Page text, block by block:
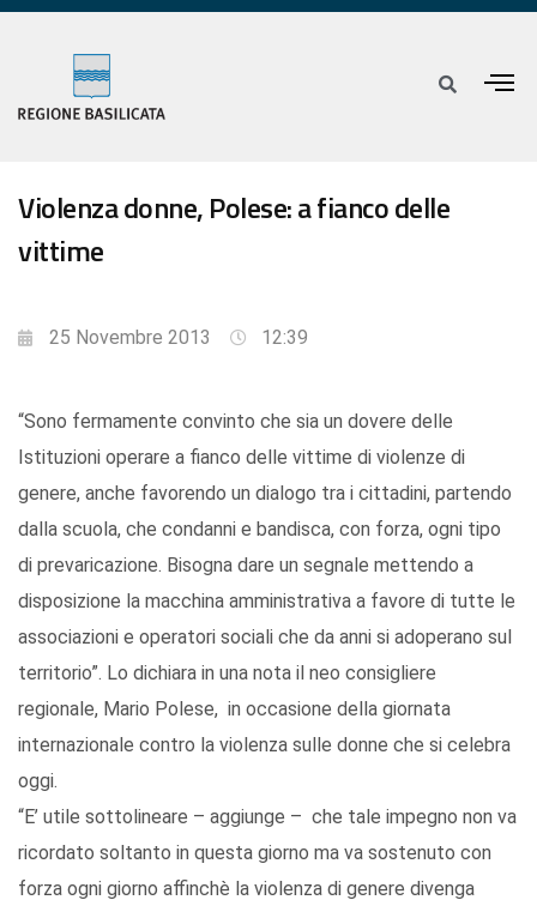
Violenza donne, Polese: a fianco delle
vittime
25 Novembre 2013 12:39
“Sono fermamente convinto che sia un dovere delle
Istituzioni operare a fianco delle vittime di violenze di
genere, anche favorendo un dialogo tra i cittadini, partendo
dalla scuola, che condanni e bandisca, con forza, ogni tipo
di prevaricazione. Bisogna dare un segnale mettendo a
disposizione la macchina amministrativa a favore di tutte le
associazioni e operatori sociali che da anni si adoperano sul
territorio”. Lo dichiara in una nota il neo consigliere
regionale, Mario Polese, in occasione della giornata
internazionale contro la violenza sulle donne che si celebra
oggi.
“E’ utile sottolineare – aggiunge – che tale impegno non va
ricordato soltanto in questa giorno ma va sostenuto con
forza ogni giorno affinchè la violenza di genere divenga